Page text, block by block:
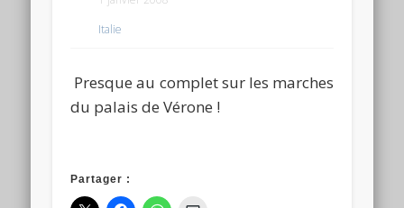
Italie
Presque au complet sur les marches
du palais de Vérone !
Partager :